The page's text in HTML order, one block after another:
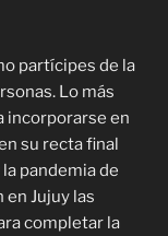
partícipes de la
Lo más
incorporarse en
su recta final
pandemia de
en Jujuy las
completar la